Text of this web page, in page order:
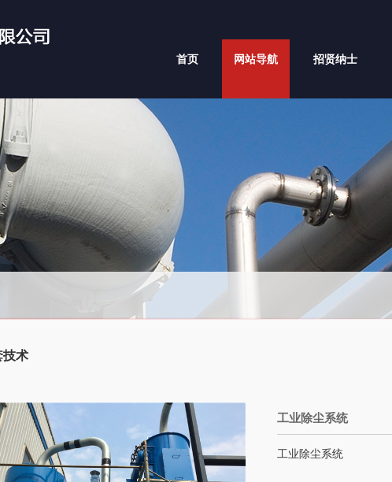
首页 网站导航 招贤纳士
技术
工业除尘系统
工业除尘系统